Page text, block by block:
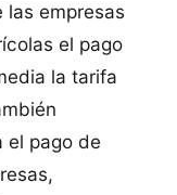
las empresas
el pago
la tarifa
el pago de